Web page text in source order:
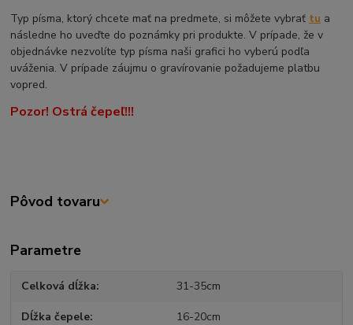
Typ písma, ktorý chcete mať na predmete, si môžete vybrať tu a
následne ho uveďte do poznámky pri produkte. V prípade, že v
objednávke nezvolíte typ písma naši grafici ho vyberú podľa
uváženia. V prípade záujmu o gravírovanie požadujeme platbu
vopred.
Pozor! Ostrá čepeľ!!!
Pôvod tovaru
Parametre
Celková dĺžka 31-35cm
Dĺžka čepele 16-20cm